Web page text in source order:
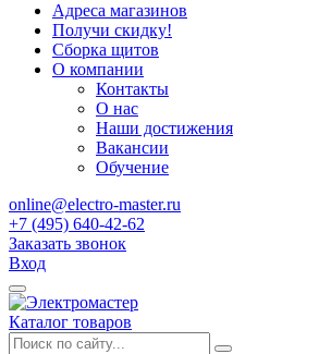
Адреса магазинов
Получи скидку!
Сборка щитов
О компании
Контакты
О нас
Наши достижения
Вакансии
Обучение
online@electro-master.ru
+7 (495) 640-42-62
Заказать звонок
Вход
Каталог товаров